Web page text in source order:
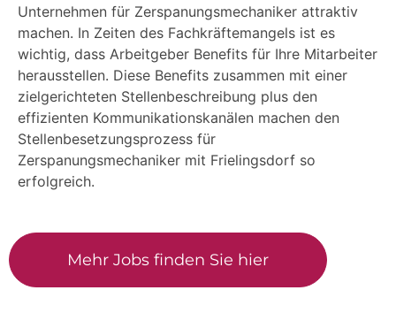
Unternehmen für Zerspanungsmechaniker attraktiv
machen. In Zeiten des Fachkräftemangels ist es
wichtig, dass Arbeitgeber Benefits für Ihre Mitarbeiter
herausstellen. Diese Benefits zusammen mit einer
zielgerichteten Stellenbeschreibung plus den
effizienten Kommunikationskanälen machen den
Stellenbesetzungsprozess für
Zerspanungsmechaniker mit Frielingsdorf so
erfolgreich.
Mehr Jobs finden Sie hier